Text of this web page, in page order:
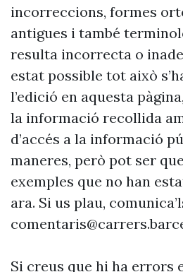
incorreccions, formes
antigues i també
resulta incorrecta o
estat possible tot això
l’edició en aquesta
la informació recollida
d’accés a la informació
maneres, però pot ser
exemples que no han
ara. Si us plau,
Si creus que hi ha errors